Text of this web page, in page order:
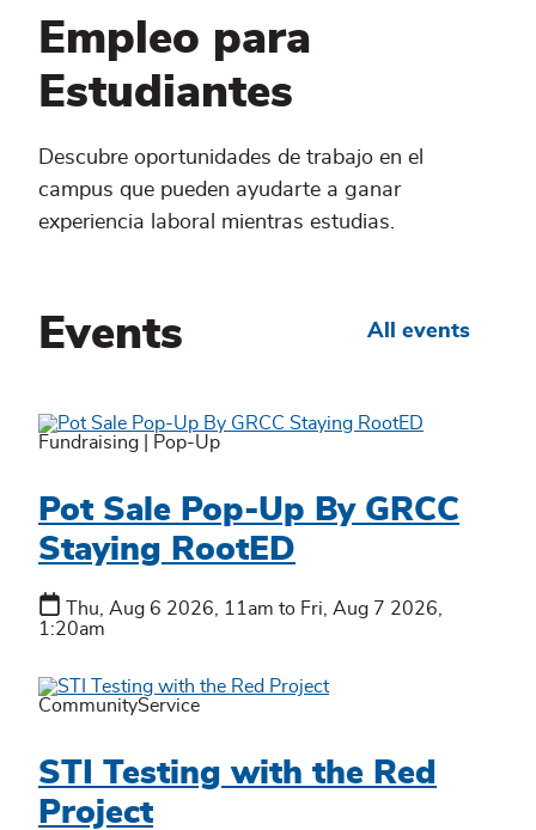
Empleo para
Estudiantes
Descubre oportunidades de trabajo en el
campus que pueden ayudarte a ganar
experiencia laboral mientras estudias.
Events All events
Fundraising Pop-Up
Pot Sale Pop-Up By GRCC
Staying RootED
Thu, Aug 6 2026, 11am to Fri, Aug 7 2026,
1:20am
CommunityService
STI Testing with the Red
Project